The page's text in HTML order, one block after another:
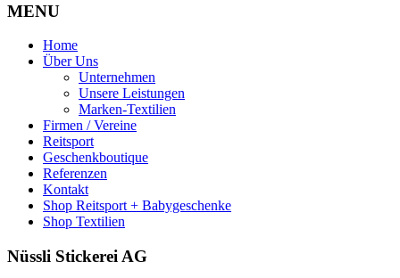
MENU
Home
Über Uns
Unternehmen
Unsere Leistungen
Marken-Textilien
Firmen / Vereine
Reitsport
Geschenkboutique
Referenzen
Kontakt
Shop Reitsport + Babygeschenke
Shop Textilien
Nüssli Stickerei AG